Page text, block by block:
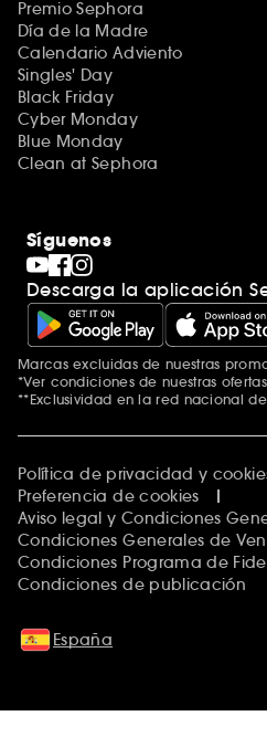
Premio Sephora
Día de la Madre
Calendario Adviento
Singles' Day
Black Friday
Cyber Monday
Blue Monday
Clean at Sephora
Síguenos
Descarga la aplicación
Marcas excluidas de nuestras
*Ver condiciones de nuestras
**Exclusividad en la red nacional
Política de privacidad y
Preferencia de cookies
Aviso legal y Condiciones
Condiciones Generales de
Condiciones Programa de
Condiciones de publicación
España